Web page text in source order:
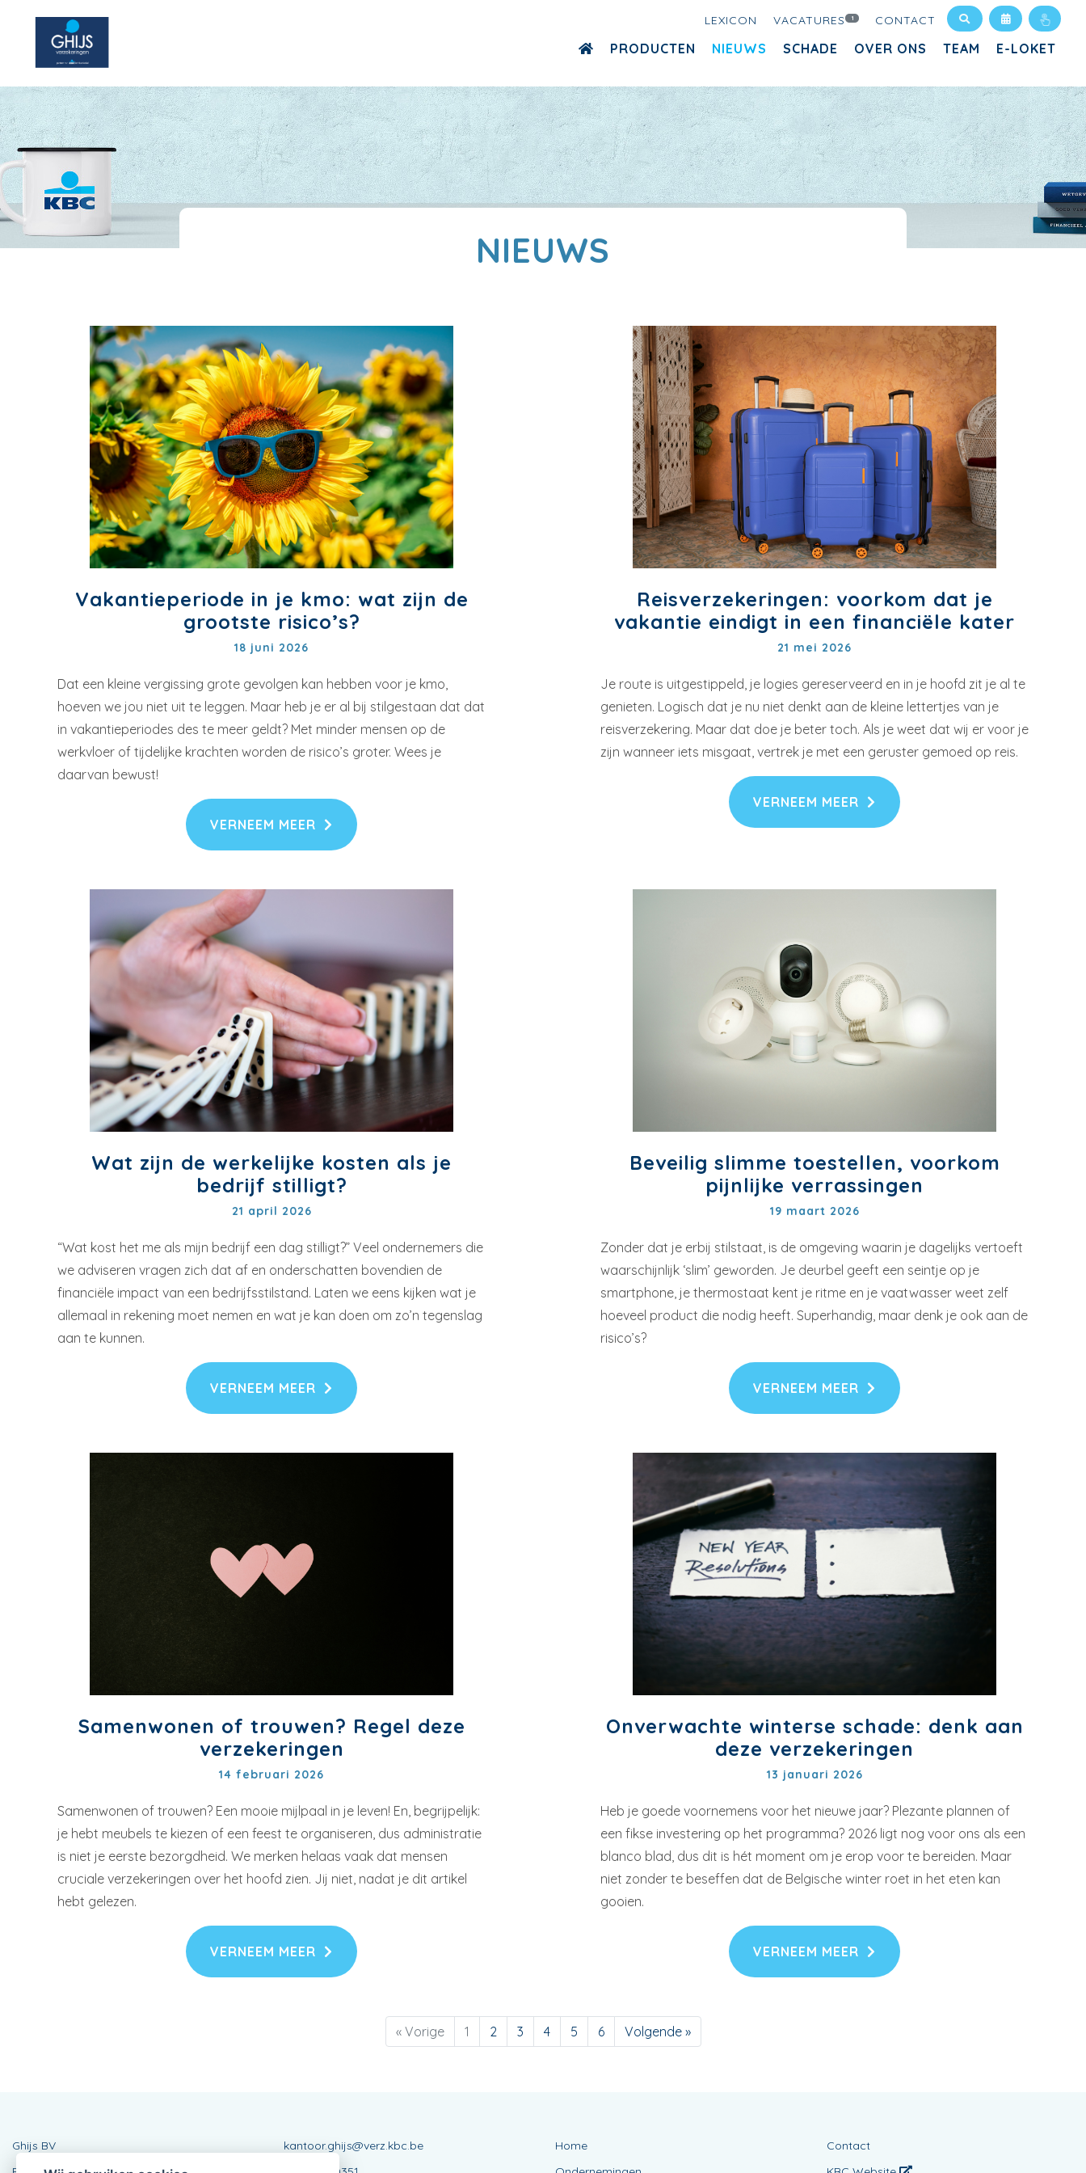
LEXICON VACATURES 1 CONTACT
PRODUCTEN NIEUWS SCHADE OVER ONS TEAM E-LOKET
NIEUWS
Vakantieperiode in je kmo: wat zijn de
grootste risico’s?
18 juni 2026
Dat een kleine vergissing grote gevolgen kan hebben voor je kmo,
hoeven we jou niet uit te leggen. Maar heb je er al bij stilgestaan dat dat
in vakantieperiodes des te meer geldt? Met minder mensen op de
werkvloer of tijdelijke krachten worden de risico’s groter. Wees je
daarvan bewust!
VERNEEM MEER
Reisverzekeringen: voorkom dat je
vakantie eindigt in een financiële kater
21 mei 2026
Je route is uitgestippeld, je logies gereserveerd en in je hoofd zit je al te
genieten. Logisch dat je nu niet denkt aan de kleine lettertjes van je
reisverzekering. Maar dat doe je beter toch. Als je weet dat wij er voor je
zijn wanneer iets misgaat, vertrek je met een geruster gemoed op reis.
VERNEEM MEER
Wat zijn de werkelijke kosten als je
bedrijf stilligt?
21 april 2026
“Wat kost het me als mijn bedrijf een dag stilligt?” Veel ondernemers die
we adviseren vragen zich dat af en onderschatten bovendien de
financiële impact van een bedrijfsstilstand. Laten we eens kijken wat je
allemaal in rekening moet nemen en wat je kan doen om zo’n tegenslag
aan te kunnen.
VERNEEM MEER
Beveilig slimme toestellen, voorkom
pijnlijke verrassingen
19 maart 2026
Zonder dat je erbij stilstaat, is de omgeving waarin je dagelijks vertoeft
waarschijnlijk ‘slim’ geworden. Je deurbel geeft een seintje op je
smartphone, je thermostaat kent je ritme en je vaatwasser weet zelf
hoeveel product die nodig heeft. Superhandig, maar denk je ook aan de
risico’s?
VERNEEM MEER
Samenwonen of trouwen? Regel deze
verzekeringen
14 februari 2026
Samenwonen of trouwen? Een mooie mijlpaal in je leven! En, begrijpelijk:
je hebt meubels te kiezen of een feest te organiseren, dus administratie
is niet je eerste bezorgdheid. We merken helaas vaak dat mensen
cruciale verzekeringen over het hoofd zien. Jij niet, nadat je dit artikel
hebt gelezen.
VERNEEM MEER
Onverwachte winterse schade: denk aan
deze verzekeringen
13 januari 2026
Heb je goede voornemens voor het nieuwe jaar? Plezante plannen of
een fikse investering op het programma? 2026 ligt nog voor ons als een
blanco blad, dus dit is hét moment om je erop voor te bereiden. Maar
niet zonder te beseffen dat de Belgische winter roet in het eten kan
gooien.
VERNEEM MEER
« Vorige 1 2 3 4 5 6 Volgende »
Ghijs BV
kantoor.ghijs@verz.kbc.be
Home
Contact